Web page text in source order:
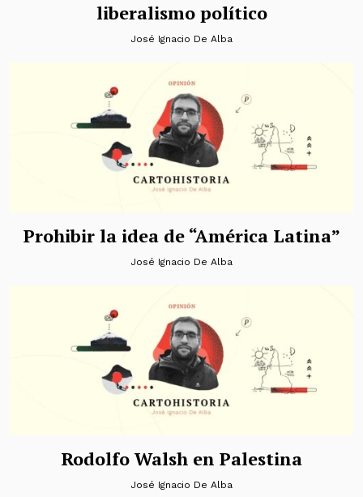
liberalismo político
José Ignacio De Alba
Prohibir la idea de “América Latina”
José Ignacio De Alba
Rodolfo Walsh en Palestina
José Ignacio De Alba